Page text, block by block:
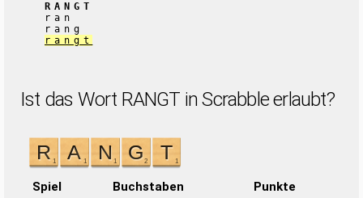
RANGT
ran
rang
rangt
Ist das Wort RANGT in Scrabble erlaubt?
Spiel Buchstaben Punkte